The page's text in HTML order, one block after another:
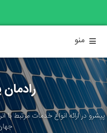
≡ منو
پیشرو در ارائه انواع خدمات مرتبط